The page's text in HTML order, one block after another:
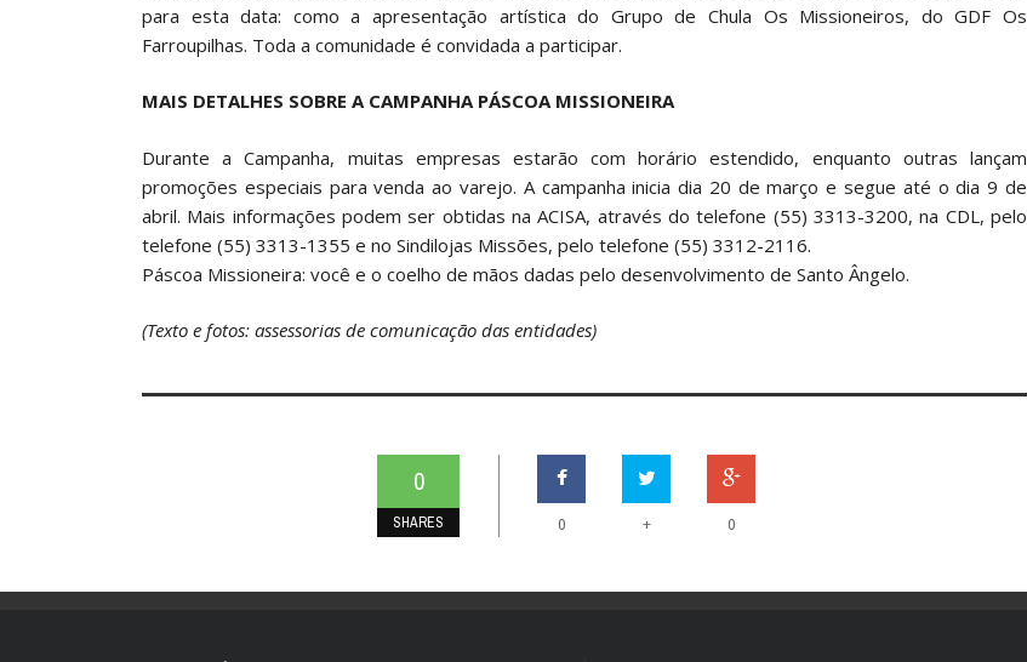
para esta data: como a apresentação artística do Grupo de Chula Os Missioneiros, do GDF Os
Farroupilhas. Toda a comunidade é convidada a participar.
MAIS DETALHES SOBRE A CAMPANHA PÁSCOA MISSIONEIRA
Durante a Campanha, muitas empresas estarão com horário estendido, enquanto outras lançam
promoções especiais para venda ao varejo. A campanha inicia dia 20 de março e segue até o dia 9 de
abril. Mais informações podem ser obtidas na ACISA, através do telefone (55) 3313-3200, na CDL, pelo
telefone (55) 3313-1355 e no Sindilojas Missões, pelo telefone (55) 3312-2116.
Páscoa Missioneira: você e o coelho de mãos dadas pelo desenvolvimento de Santo Ângelo.
(Texto e fotos: assessorias de comunicação das entidades)
0
SHARES 0 + 0